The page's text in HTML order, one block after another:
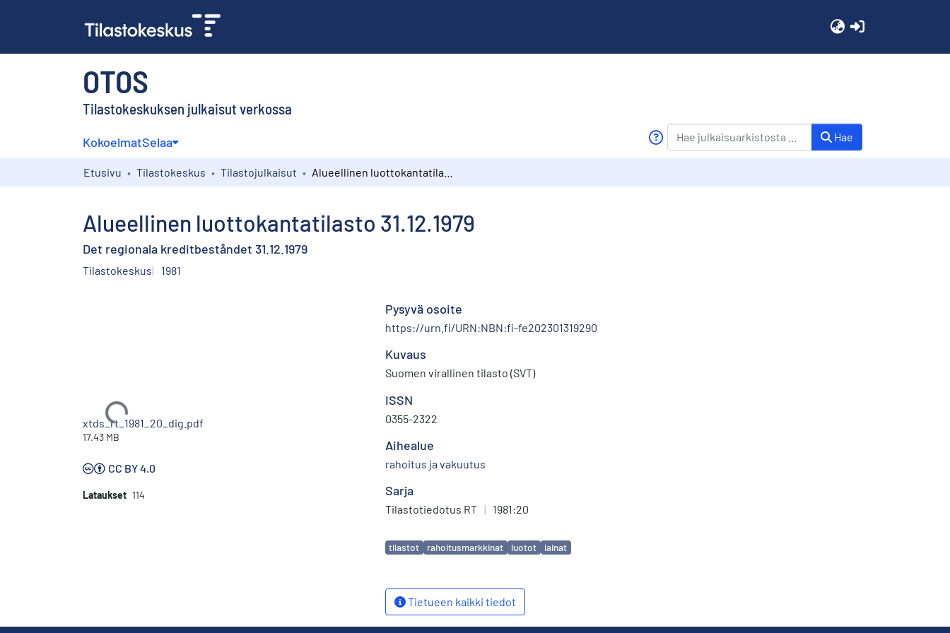
OTOS
Tilastokeskuksen julkaisut verkossa
KokoelmatSelaa Hae
Etusivu Tilastokeskus Tilastojulkaisut
Alueellinen luottokantatilasto 31.12.1979
Det regionala kreditbeståndet 31.12.1979
Tilastokeskus 1981
Ladataan...
xtds_rt_1981_20_dig.pdf
17.43 MB
CC BY 4.0
Lataukset 114
Pysyvä osoite
https://urn.fi/URN:NBN:fi-fe202301319290
Kuvaus
Suomen virallinen tilasto (SVT)
ISSN
0355-2322
Aihealue
rahoitus ja vakuutus
Sarja
Tilastotiedotus RT | 1981:20
Avainsanat
tilastot rahoitusmarkkinat luotot lainat
Tietueen kaikki tiedot